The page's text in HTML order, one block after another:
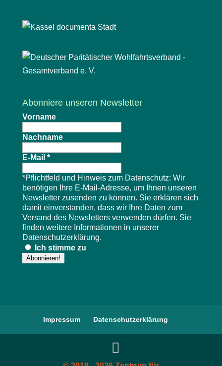
Abonniere unseren Newsletter
Vorname
Nachname
E-Mail *
*Pflichtfeld und Hinweis zum Datenschutz: Wir
benötigen Ihre E-Mail-Adresse, um Ihnen unseren
Newsletter zusenden zu können. Sie erklären sich
damit einverstanden, dass wir Ihre Daten zum
Versand des Newsletters verwenden dürfen. Sie
finden weitere Informationen in unserer
Datenschutzerklärung.
Ich stimme zu
Impressum Datenschutzerklärung